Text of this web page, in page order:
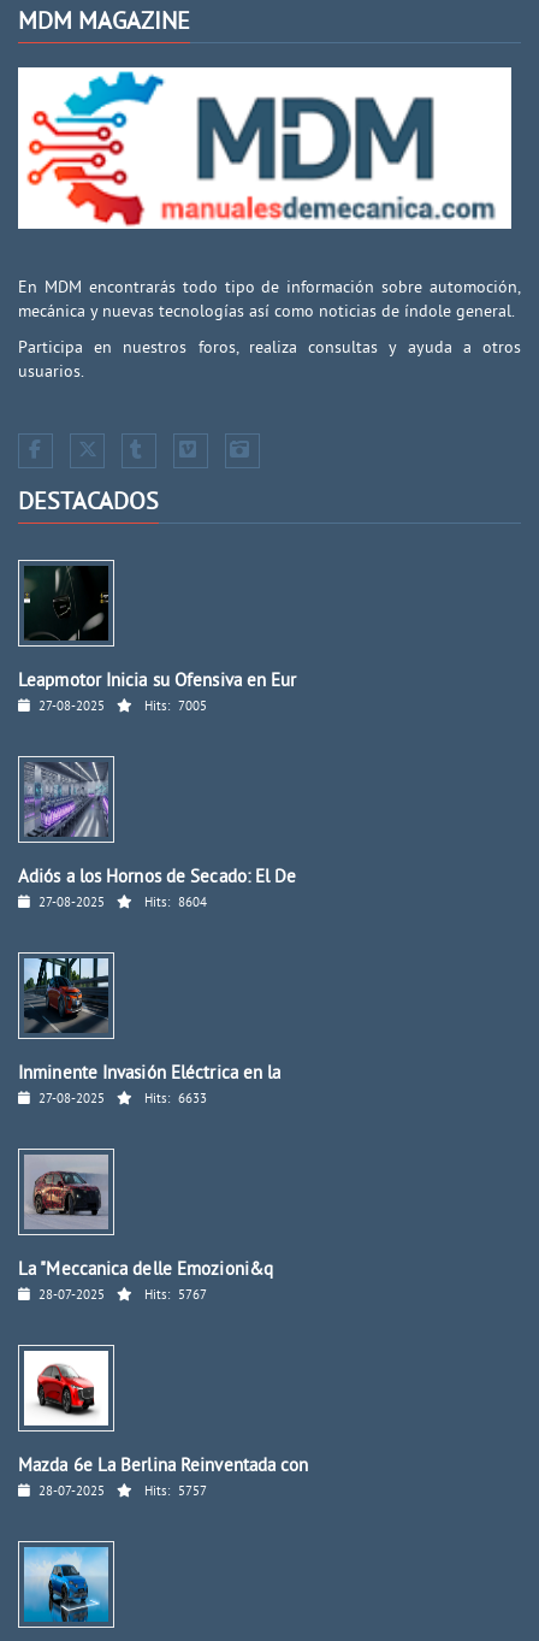
MDM MAGAZINE
En MDM encontrarás todo tipo de información sobre automoción,
mecánica y nuevas tecnologías así como noticias de índole general.
Participa en nuestros foros, realiza consultas y ayuda a otros
usuarios.
DESTACADOS
Leapmotor Inicia su Ofensiva en Eur
27-08-2025 Hits: 7005
Adiós a los Hornos de Secado: El De
27-08-2025 Hits: 8604
Inminente Invasión Eléctrica en la
27-08-2025 Hits: 6633
La "Meccanica delle Emozioni&q
28-07-2025 Hits: 5767
Mazda 6e La Berlina Reinventada con
28-07-2025 Hits: 5757